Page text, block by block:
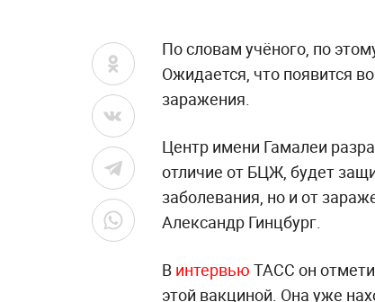
По словам учёного, по
Ожидается, что появится
заражения.
Центр имени Гамалеи
отличие от БЦЖ, будет
заболевания, но и от
Александр Гинцбург.
В интервью ТАСС он
этой вакциной. Она уже